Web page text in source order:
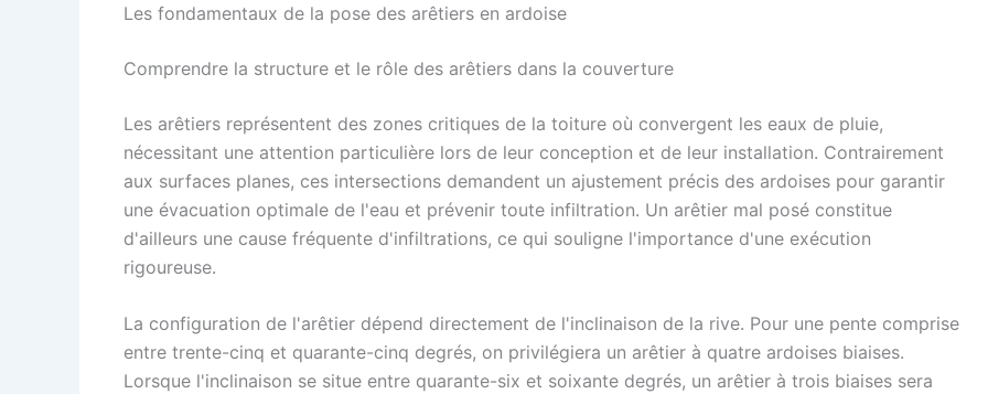
Les fondamentaux de la pose des arêtiers en ardoise
Comprendre la structure et le rôle des arêtiers dans la couverture
Les arêtiers représentent des zones critiques de la toiture où convergent les eaux de pluie,
nécessitant une attention particulière lors de leur conception et de leur installation. Contrairement
aux surfaces planes, ces intersections demandent un ajustement précis des ardoises pour garantir
une évacuation optimale de l'eau et prévenir toute infiltration. Un arêtier mal posé constitue
d'ailleurs une cause fréquente d'infiltrations, ce qui souligne l'importance d'une exécution
rigoureuse.
La configuration de l'arêtier dépend directement de l'inclinaison de la rive. Pour une pente comprise
entre trente-cinq et quarante-cinq degrés, on privilégiera un arêtier à quatre ardoises biaises.
Lorsque l'inclinaison se situe entre quarante-six et soixante degrés, un arêtier à trois biaises sera